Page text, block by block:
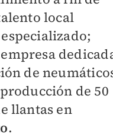
local
de
de 50
llantas en
.